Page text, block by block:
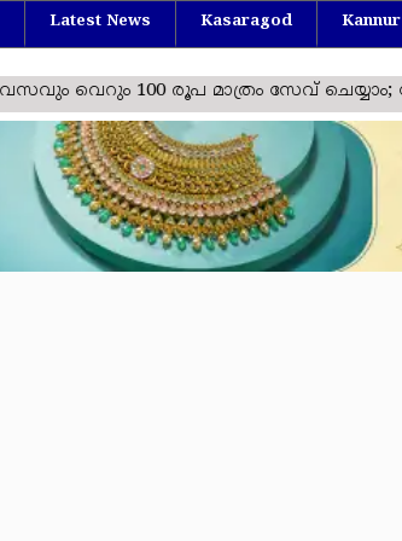
Latest News Kasaragod Kannur